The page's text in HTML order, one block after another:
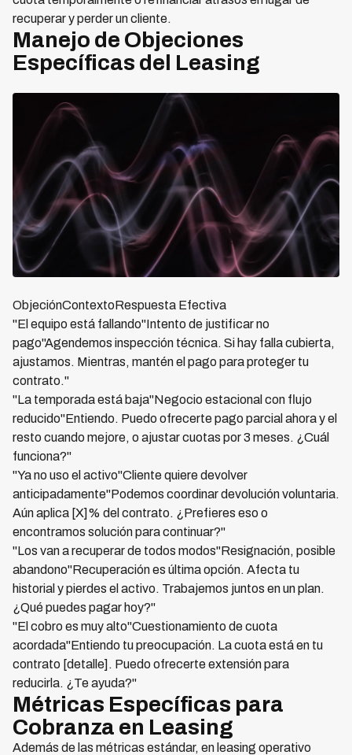
recuperar y perder un cliente.
Manejo de Objeciones
Específicas del Leasing
ObjeciónContextoRespuesta Efectiva
"El equipo está fallando"Intento de justificar no
pago"Agendemos inspección técnica. Si hay falla cubierta,
ajustamos. Mientras, mantén el pago para proteger tu
contrato."
"La temporada está baja"Negocio estacional con flujo
reducido"Entiendo. Puedo ofrecerte pago parcial ahora y el
resto cuando mejore, o ajustar cuotas por 3 meses. ¿Cuál
funciona?"
"Ya no uso el activo"Cliente quiere devolver
anticipadamente"Podemos coordinar devolución voluntaria.
Aún aplica [X]% del contrato. ¿Prefieres eso o
encontramos solución para continuar?"
"Los van a recuperar de todos modos"Resignación, posible
abandono"Recuperación es última opción. Afecta tu
historial y pierdes el activo. Trabajemos juntos en un plan.
¿Qué puedes pagar hoy?"
"El cobro es muy alto"Cuestionamiento de cuota
acordada"Entiendo tu preocupación. La cuota está en tu
contrato [detalle]. Puedo ofrecerte extensión para
reducirla. ¿Te ayuda?"
Métricas Específicas para
Cobranza en Leasing
Además de las métricas estándar, en leasing operativo